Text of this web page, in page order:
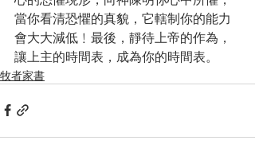
當你看清恐懼的真貌，它轄制你的能力
會大大減低﹗最後，靜待上帝的作為，
讓上主的時間表，成為你的時間表。
牧者家書